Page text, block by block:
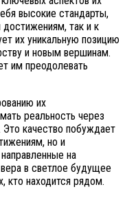
высокие стандарты,
так и к
их уникальную позицию
и новым вершинам.
им преодолевать
их
реальность через
Это качество побуждает
но и
на
в светлое будущее
кто находится рядом.